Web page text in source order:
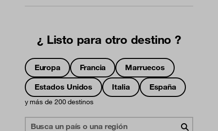
¿ Listo para otro destino ?
Europa Francia
Marruecos
Estados Unidos
Italia España
y más de 200 destinos